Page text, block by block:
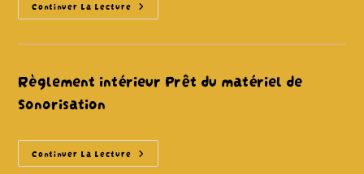
Continuer La Lecture Le
Matériel
Action…
Règlement intérieur Prêt du matériel de
Sonorisation
Continuer La Lecture Règlement
Intérieur